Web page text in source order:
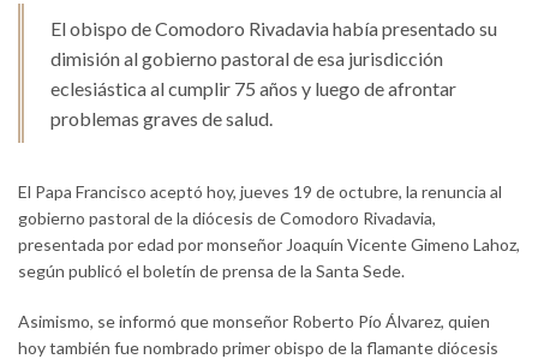
El obispo de Comodoro Rivadavia había presentado su
dimisión al gobierno pastoral de esa jurisdicción
eclesiástica al cumplir 75 años y luego de afrontar
problemas graves de salud.
El Papa Francisco aceptó hoy, jueves 19 de octubre, la renuncia al
gobierno pastoral de la diócesis de Comodoro Rivadavia,
presentada por edad por monseñor Joaquín Vicente Gimeno Lahoz,
según publicó el boletín de prensa de la Santa Sede.
Asimismo, se informó que monseñor Roberto Pío Álvarez, quien
hoy también fue nombrado primer obispo de la flamante diócesis